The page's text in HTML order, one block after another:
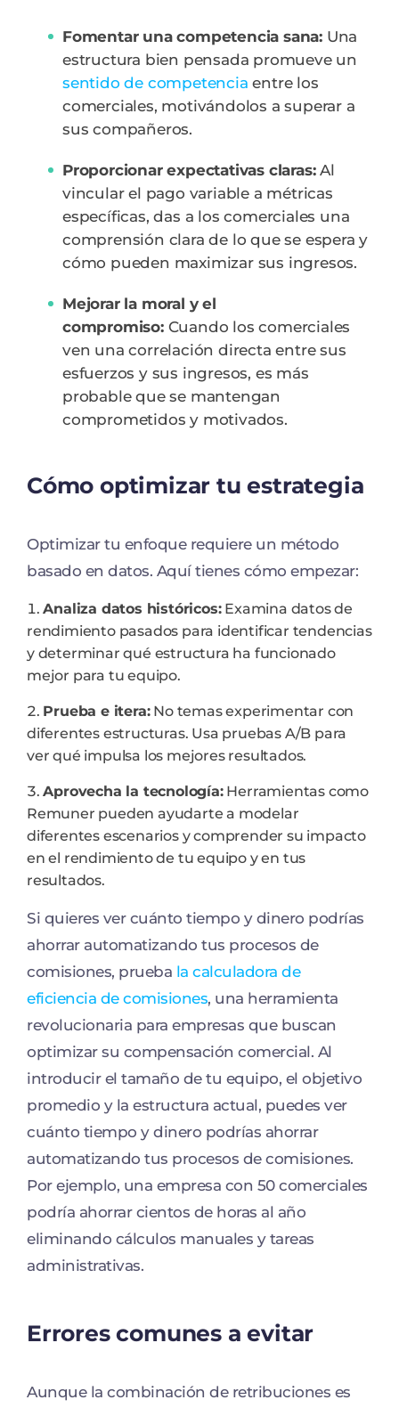
Fomentar una competencia sana: Una
estructura bien pensada promueve un
sentido de competencia entre los
comerciales, motivándolos a superar a
sus compañeros.
Proporcionar expectativas claras:Al
vincular el pago variable a métricas
específicas, das a los comerciales una
comprensión clara de lo que se espera y
cómo pueden maximizar sus ingresos.
Mejorar la moral y el
compromiso:Cuando los comerciales
ven una correlación directa entre sus
esfuerzos y sus ingresos, es más
probable que se mantengan
comprometidos y motivados.
Cómo optimizar tu estrategia
Optimizar tu enfoque requiere un método
basado en datos. Aquí tienes cómo empezar:
Analiza datos históricos:Examina datos de
rendimiento pasados para identificar tendencias
y determinar qué estructura ha funcionado
mejor para tu equipo.
Prueba e itera:No temas experimentar con
diferentes estructuras. Usa pruebas A/B para
ver qué impulsa los mejores resultados.
Aprovecha la tecnología:Herramientas como
Remuner pueden ayudarte a modelar
diferentes escenarios y comprender su impacto
en el rendimiento de tu equipo y en tus
resultados.
Si quieres ver cuánto tiempo y dinero podrías
ahorrar automatizando tus procesos de
comisiones, prueba la calculadora de
eficiencia de comisiones, una herramienta
revolucionaria para empresas que buscan
optimizar su compensación comercial. Al
introducir el tamaño de tu equipo, el objetivo
promedio y la estructura actual, puedes ver
cuánto tiempo y dinero podrías ahorrar
automatizando tus procesos de comisiones.
Por ejemplo, una empresa con 50 comerciales
podría ahorrar cientos de horas al año
eliminando cálculos manuales y tareas
administrativas.
Errores comunes a evitar
Aunque la combinación de retribuciones es